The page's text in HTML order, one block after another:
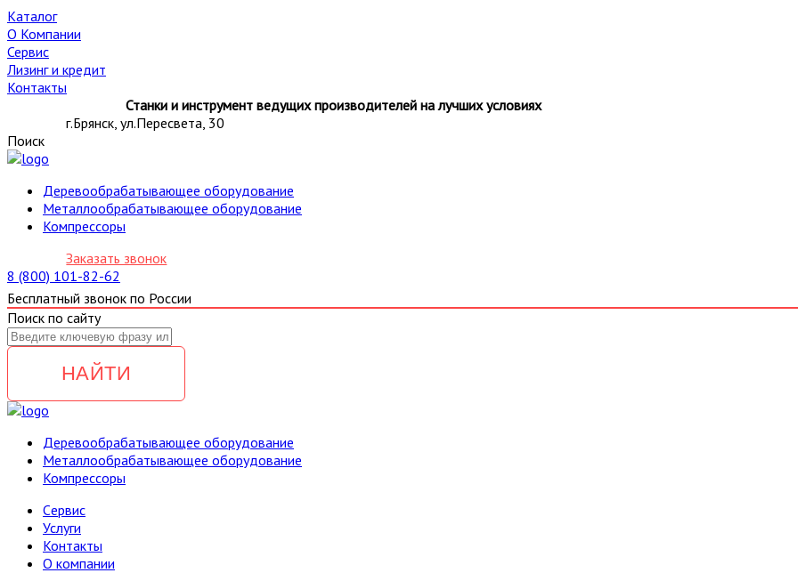
Каталог
О Компании
Сервис
Лизинг и кредит
Контакты
Станки и инструмент ведущих производителей на лучших условиях
г.Брянск, ул.Пересвета, 30
Поиск
Деревообрабатывающее оборудование
Металлообрабатывающее оборудование
Компрессоры
Заказать звонок
8 (800) 101-82-62
Бесплатный звонок по России
Поиск по сайту
НАЙТИ
Деревообрабатывающее оборудование
Металлообрабатывающее оборудование
Компрессоры
Cервис
Услуги
Контакты
О компании